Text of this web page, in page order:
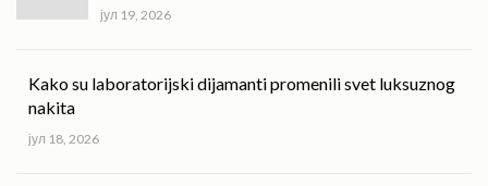
јул 19, 2026
Kako su laboratorijski dijamanti promenili svet luksuznog
nakita
јул 18, 2026